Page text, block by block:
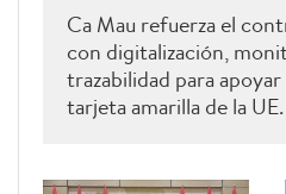
Ca Mau refuerza el
con digitalización,
trazabilidad para
tarjeta amarilla de la UE.